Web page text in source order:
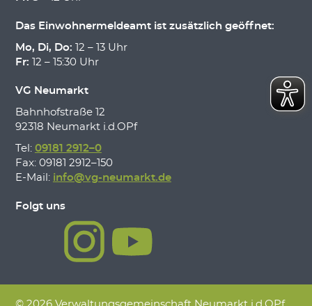
Das Einwohnermeldeamt ist zusätzlich geöffnet:
Mo, Di, Do: 12 – 13 Uhr
Fr: 12 – 15:30 Uhr
VG Neumarkt
Bahnhofstraße 12
92318 Neumarkt i.d.OPf
Tel: 09181 2912–0
Fax: 09181 2912–150
E-Mail: info@vg-neumarkt.de
Folgt uns